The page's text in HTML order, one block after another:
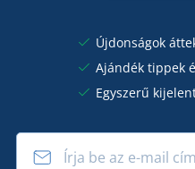
Újdonságok
Ajándék tippek
Egyszerű